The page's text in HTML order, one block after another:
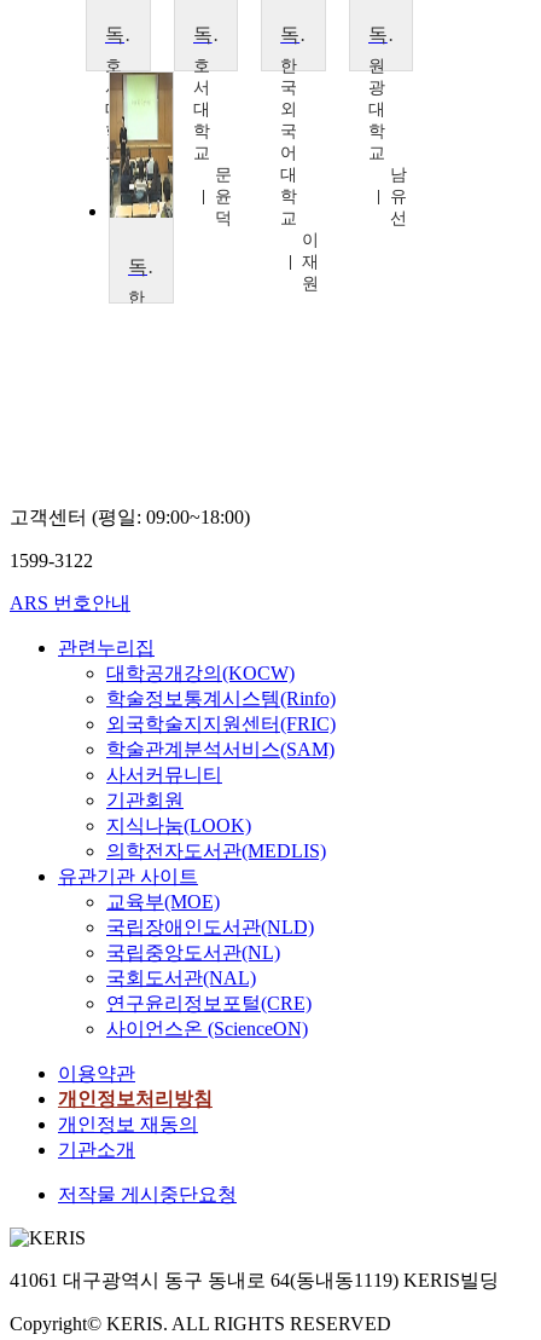
독일어 테마 산책
호
서
대
학
교
문
윤
덕
독일어 테마 산책
호
서
대
학
교
문
윤
덕
독일언어의 이해2
한
국
외
국
어
대
학
교
이
재
원
독일어학개론
원
광
대
학
교
남
유
선
독어학 특강 C
한
원
고객센터 (평일: 09:00~18:00)
1599-3122
ARS 번호안내
관련누리집
대학공개강의(KOCW)
학술정보통계시스템(Rinfo)
외국학술지지원센터(FRIC)
학술관계분석서비스(SAM)
사서커뮤니티
기관회원
지식나눔(LOOK)
의학전자도서관(MEDLIS)
유관기관 사이트
교육부(MOE)
국립장애인도서관(NLD)
국립중앙도서관(NL)
국회도서관(NAL)
연구윤리정보포털(CRE)
사이언스온 (ScienceON)
이용약관
개인정보처리방침
개인정보 재동의
기관소개
저작물 게시중단요청
41061 대구광역시 동구 동내로 64(동내동1119) KERIS빌딩
Copyright© KERIS. ALL RIGHTS RESERVED